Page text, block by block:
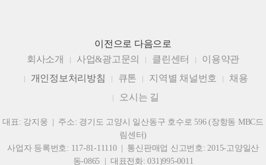
이전으로 다음으로
회사소개
사업&광고문의 클린센터
이용약관
개인정보처리방침
큐톤 지역별 채널번호
채용
오시는 길
대표: 강지웅 | 주소: 경기도 고양시 일산동구 호수로 596 (장항동 MBC드
림센터)
사업자 등록번호: 117-81-11110 | 통신판매업 신고번호: 2015-고양일산
동-0865 | 대표전화: 031)995-0011